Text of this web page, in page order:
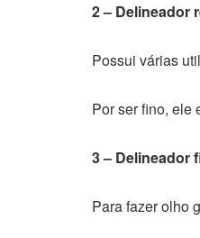
2 – Delineador
Possui várias
Por ser fino, ele
3 – Delineador
Para fazer olho